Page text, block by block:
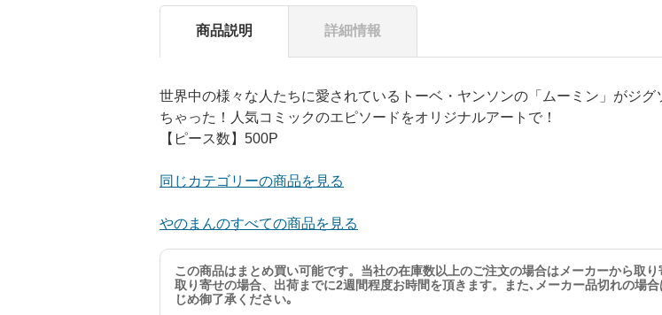
商品説明 詳細情報
世界中の様々な人たちに愛されているトーベ・ヤンソンの「ムーミン」がジ
ちゃった！人気コミックのエピソードをオリジナルアートで！
【ピース数】500P
同じカテゴリーの商品を見る
やのまんのすべての商品を見る
この商品はまとめ買い可能です。当社の在庫数以上のご注文の場合はメーカーから取り
取り寄せの場合、出荷までに2週間程度お時間を頂きます。また､メーカー品切れの場
じめ御了承ください｡